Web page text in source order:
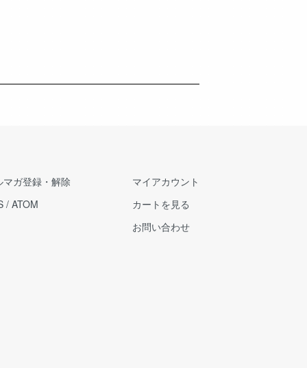
マガ登録・解除
/ ATOM
マイアカウント
カートを見る
お問い合わせ